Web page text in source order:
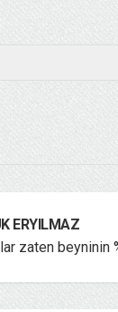
ERYILMAZ
zaten beyninin